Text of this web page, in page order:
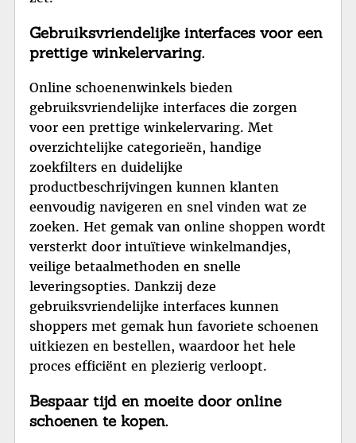
Gebruiksvriendelijke interfaces voor een
prettige winkelervaring.
Online schoenenwinkels bieden
gebruiksvriendelijke interfaces die zorgen
voor een prettige winkelervaring. Met
overzichtelijke categorieën, handige
zoekfilters en duidelijke
productbeschrijvingen kunnen klanten
eenvoudig navigeren en snel vinden wat ze
zoeken. Het gemak van online shoppen wordt
versterkt door intuïtieve winkelmandjes,
veilige betaalmethoden en snelle
leveringsopties. Dankzij deze
gebruiksvriendelijke interfaces kunnen
shoppers met gemak hun favoriete schoenen
uitkiezen en bestellen, waardoor het hele
proces efficiënt en plezierig verloopt.
Bespaar tijd en moeite door online
schoenen te kopen.